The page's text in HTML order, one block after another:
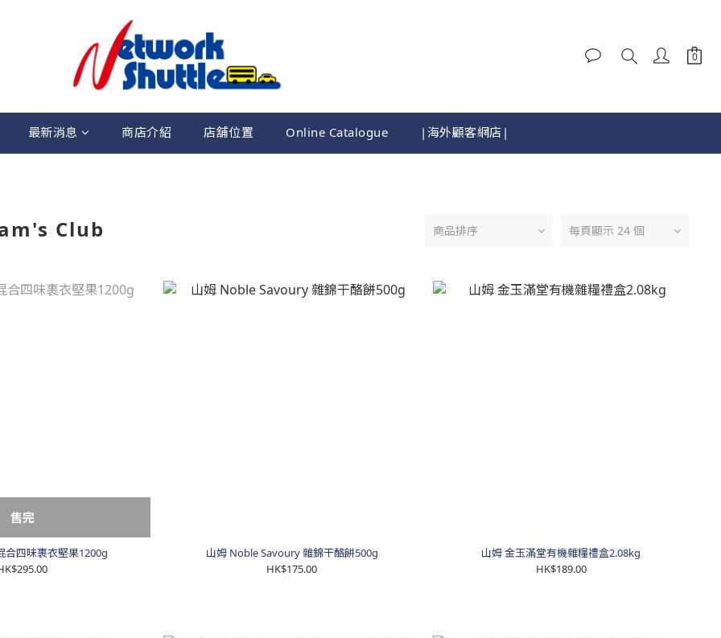
最新消息 商店介紹 店舖位置 Online Catalogue |海外顧客網店|
Club 商品排序 每頁顯示 24 個
售完
合四味裹衣堅果1200g
山姆 Noble Savoury 雜錦干酪餅500g
HK$175.00
山姆 金玉滿堂有機雜糧禮盒2.08kg
HK$189.00